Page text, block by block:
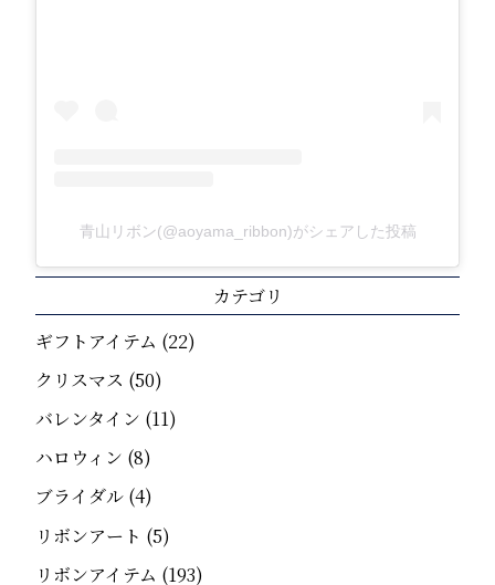
青山リボン(@aoyama_ribbon)がシェアした投稿
カテゴリ
ギフトアイテム (22)
クリスマス (50)
バレンタイン (11)
ハロウィン (8)
ブライダル (4)
リボンアート (5)
リボンアイテム (193)